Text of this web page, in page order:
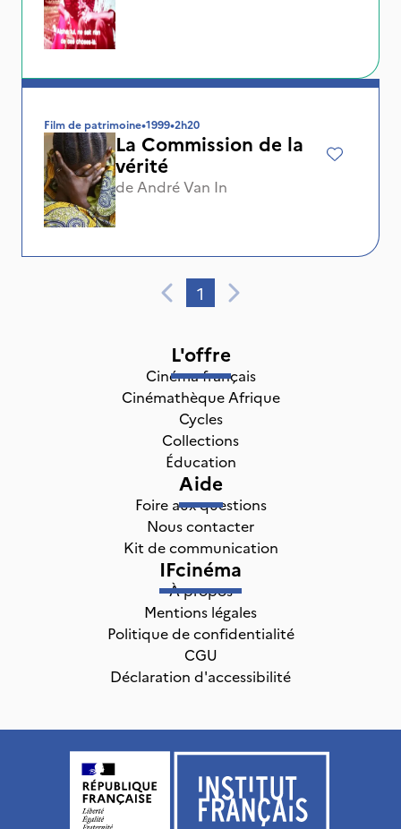
Film de patrimoine•1999•2h20
La Commission de la
vérité
de André Van In
1
L'offre
Cinéma français
Cinémathèque Afrique
Cycles
Collections
Éducation
Aide
Foire aux questions
Nous contacter
Kit de communication
IFcinéma
À propos
Mentions légales
Politique de confidentialité
CGU
Déclaration d'accessibilité